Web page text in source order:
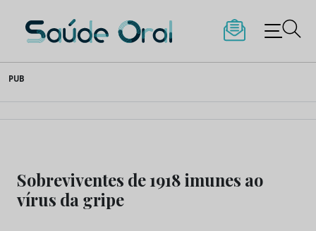
to
content
Saúde Oral
PUB
Sobreviventes de 1918 imunes ao
vírus da gripe